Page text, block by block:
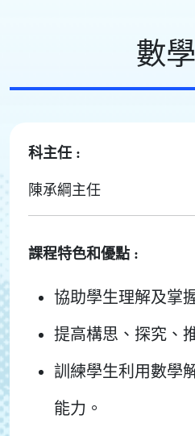
數
科主任 :
陳承綱主任
課程特色和優點 :
協助學生理解及掌
提高構思、探究、
訓練學生利用數學
能力。